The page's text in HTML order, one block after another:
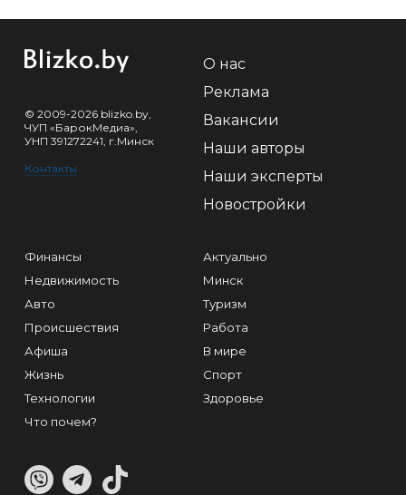
© 2009-2026 blizko.by,
ЧУП «БарокМедиа»,
УНП 391272241, г.Минск
Контакты
О нас
Реклама
Вакансии
Наши авторы
Наши эксперты
Новостройки
Финансы
Недвижимость
Авто
Происшествия
Афиша
Жизнь
Технологии
Что почем?
Актуально
Минск
Туризм
Работа
В мире
Спорт
Здоровье